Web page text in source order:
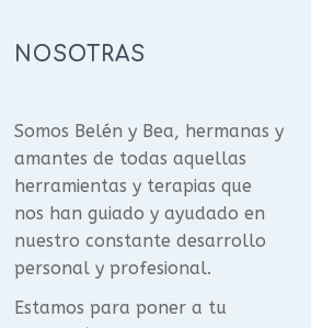
NOSOTRAS
Somos Belén y Bea, hermanas y
amantes de todas aquellas
herramientas y terapias que
nos han guiado y ayudado en
nuestro constante desarrollo
personal y profesional.
Estamos para poner a tu